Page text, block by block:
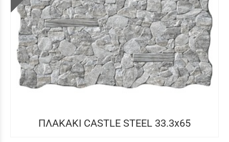
ΠΛΑΚΑΚΙ CASTLE STEEL 33.3x65